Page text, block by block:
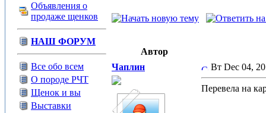
Объявления о
продаже щенков
НАШ ФОРУМ
Все обо всем
О породе РЧТ
Щенок и вы
Выставки
Автор
Чаплин
Вт Dec 04,
Перевела на